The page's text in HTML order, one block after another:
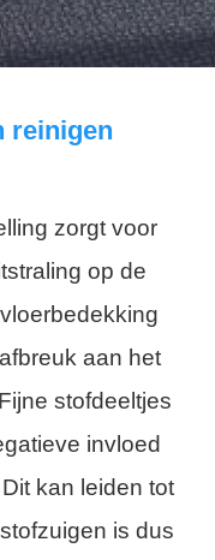
reinigen
zorgt voor
op de
aan het
stofdeeltjes
invloed
kan leiden tot
is dus